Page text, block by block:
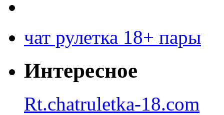
чат рулетка 18+ пары
Интересное
Rt.chatruletka-18.com